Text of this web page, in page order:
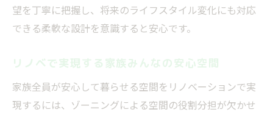
望を丁寧に把握し、将来のライフスタイル変化にも対応
できる柔軟な設計を意識すると安心です。
リノベで実現する家族みんなの安心空間
家族全員が安心して暮らせる空間をリノベーションで実
現するには、ゾーニングによる空間の役割分担が欠かせ